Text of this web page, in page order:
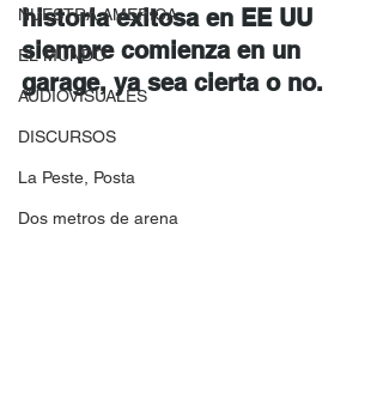
NUESTRA AMERICA
EL MUNDO
AUDIOVISUALES
DISCURSOS
La Peste, Posta
Dos metros de arena
historia exitosa en EE UU
siempre comienza en un
garage, ya sea cierta o no.